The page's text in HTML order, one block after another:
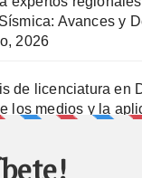
Avances y
2026
de licenciatura en
los medios y la